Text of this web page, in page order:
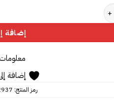
إضافة
إضافة
رمز المنتج: